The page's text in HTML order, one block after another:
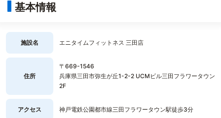
基本情報
施設名 エニタイムフィットネス 三田店
住所
〒669-1546
兵庫県三田市弥生が丘1-2-2 UCMビル三田フラワータウン
2F
アクセス 神戸電鉄公園都市線三田フラワータウン駅徒歩3分